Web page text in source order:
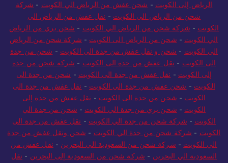
الرياض إلى الكويت - شحن عفش من الرياض الي الكويت - شركة
شحن من الرياض الي الكويت - نقل عفش من الرياض الى
الكويت - شركة شحن من الرياض الي الكويت - شحن بري من الرياض
الي الكويت - شحن من الرياض الى الكويت - شركة شحن من الرياض
الي الكويت - شحن و نقل عفش من جدة الى الكويت - شحن من جدة
الى الكويت - نقل عفش من جدة الى الكويت - شركة شحن من جدة
إلى الكويت - نقل عفش من جدة الى الكويت - شحن من جدة الى
الكويت - شحن عفش من جدة الي الكويت - نقل عفش من جدة الى
الكويت - شحن من جدة الى الكويت - نقل عفش من جدة إلى
الكويت - شحن بري من جدة الي الكويت - شحن من جدة الي
الكويت - شركة شحن من جدة الي الكويت - نقل عفش من جدة الى
الكويت - شركة شحن من جدة الي الكويت - شحن ونقل عفش من جدة
الي الكويت - شركة شحن من السعودية الي البحرين - نقل عفش من
السعودية الي البحرين - شركة شحن من السعودية إلى البحرين - نقل